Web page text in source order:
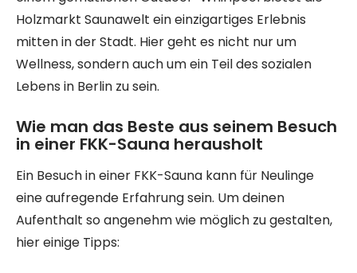
Holzmarkt Saunawelt ein einzigartiges Erlebnis
mitten in der Stadt. Hier geht es nicht nur um
Wellness, sondern auch um ein Teil des sozialen
Lebens in Berlin zu sein.
Wie man das Beste aus seinem Besuch
in einer FKK-Sauna herausholt
Ein Besuch in einer FKK-Sauna kann für Neulinge
eine aufregende Erfahrung sein. Um deinen
Aufenthalt so angenehm wie möglich zu gestalten,
hier einige Tipps: